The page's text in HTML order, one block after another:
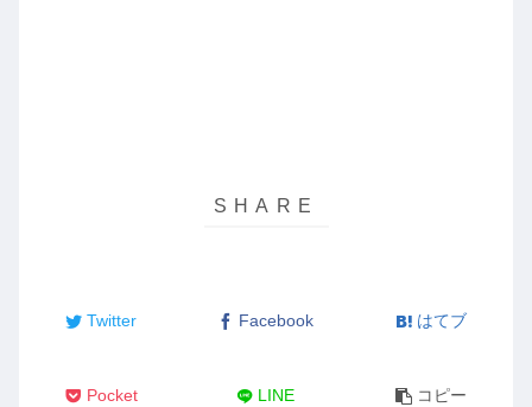
Twitter Facebook はてブ
Pocket LINE コピー